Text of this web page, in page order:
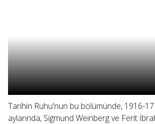
Tarihin Ruhu'nun bu bölümünde, 1916-17
aylarında, Sigmund Weinberg ve Ferit